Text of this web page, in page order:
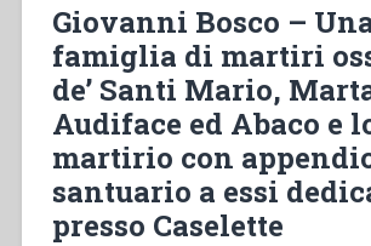
Giovanni Bosco –
famiglia di martiri
de’ Santi Mario,
Audiface ed Abaco e
martirio con
santuario a essi
presso Caselette